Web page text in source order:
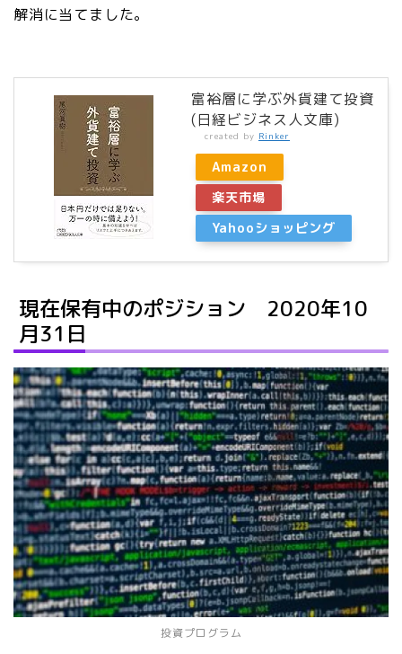
解消に当てました。
富裕層に学ぶ外貨建て投資
(日経ビジネス人文庫)
created by Rinker
Amazon
楽天市場
Yahooショッピング
現在保有中のポジション 2020年10
月31日
投資プログラム